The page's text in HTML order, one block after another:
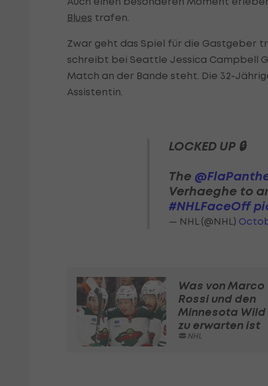
Blues trafen.
Zwar geht das Spiel für die Gastgeber
schreibt bei Seattle Jessica Campbell
Match an der Bande steht. Die 32-
Assistentin.
LOCKED UP 🔒
The
Verhaeghe to
#NHLFaceOff
— NHL (@NHL)
Was von Marco
Rossi und den
Minnesota Wild
zu erwarten ist
NHL